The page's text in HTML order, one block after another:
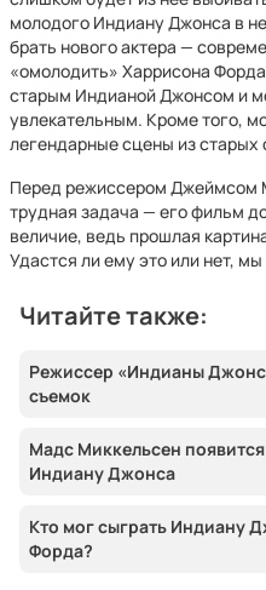
молодого Индиану Джонса в
брать нового актера —
«омолодить» Харрисона
старым Индианой Джонсом и
увлекательным. Кроме того,
легендарные сцены из
Перед режиссером Джеймсом
трудная задача — его фильм
величие, ведь прошлая
Удастся ли ему это или нет,
Читайте также:
Режиссер «Индианы
съемок
Мадс Миккельсен
Индиану Джонса
Кто мог сыграть Индиану
Форда?